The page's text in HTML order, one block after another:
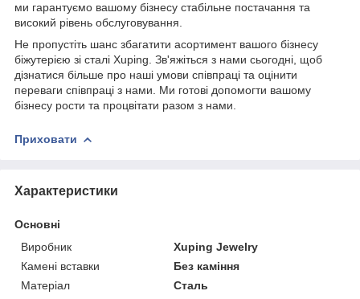
ми гарантуємо вашому бізнесу стабільне постачання та
високий рівень обслуговування.
Не пропустіть шанс збагатити асортимент вашого бізнесу
біжутерією зі сталі Xuping. Зв'яжіться з нами сьогодні, щоб
дізнатися більше про наші умови співпраці та оцінити
переваги співпраці з нами. Ми готові допомогти вашому
бізнесу рости та процвітати разом з нами.
Приховати
Характеристики
Основні
Виробник
Xuping Jewelry
Камені вставки
Без каміння
Матеріал
Сталь